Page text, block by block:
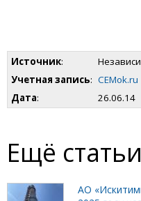
Источник:
Учетная запись: CEMok.ru
Дата: 26.06.14
Ещё статьи
АО